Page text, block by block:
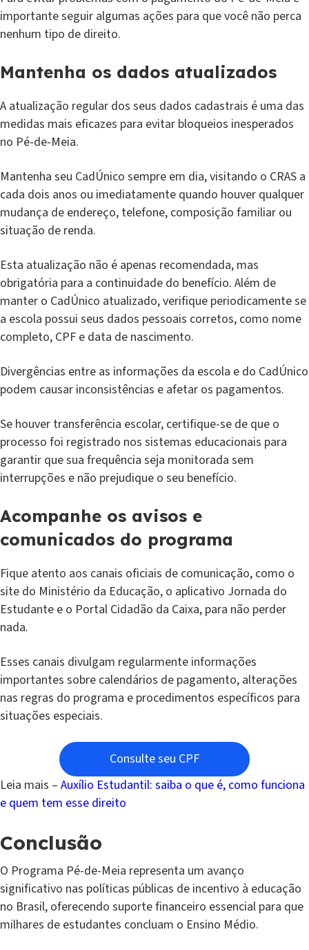
importante seguir algumas ações para que você não perca
nenhum tipo de direito.
Mantenha os dados atualizados
A atualização regular dos seus dados cadastrais é uma das
medidas mais eficazes para evitar bloqueios inesperados
no Pé-de-Meia.
Mantenha seu CadÚnico sempre em dia, visitando o CRAS a
cada dois anos ou imediatamente quando houver qualquer
mudança de endereço, telefone, composição familiar ou
situação de renda.
Esta atualização não é apenas recomendada, mas
obrigatória para a continuidade do benefício. Além de
manter o CadÚnico atualizado, verifique periodicamente se
a escola possui seus dados pessoais corretos, como nome
completo, CPF e data de nascimento.
Divergências entre as informações da escola e do CadÚnico
podem causar inconsistências e afetar os pagamentos.
Se houver transferência escolar, certifique-se de que o
processo foi registrado nos sistemas educacionais para
garantir que sua frequência seja monitorada sem
interrupções e não prejudique o seu benefício.
Acompanhe os avisos e
comunicados do programa
Fique atento aos canais oficiais de comunicação, como o
site do Ministério da Educação, o aplicativo Jornada do
Estudante e o Portal Cidadão da Caixa, para não perder
nada.
Esses canais divulgam regularmente informações
importantes sobre calendários de pagamento, alterações
nas regras do programa e procedimentos específicos para
situações especiais.
Consulte seu CPF
Leia mais – Auxílio Estudantil: saiba o que é, como funciona
e quem tem esse direito
Conclusão
O Programa Pé-de-Meia representa um avanço
significativo nas políticas públicas de incentivo à educação
no Brasil, oferecendo suporte financeiro essencial para que
milhares de estudantes concluam o Ensino Médio.